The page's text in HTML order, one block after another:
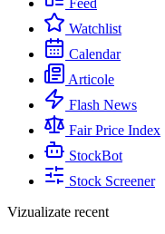
Feed
Watchlist
Calendar
Articole
Flash News
Fair Price Index
StockBot
Stock Screener
Vizualizate recent